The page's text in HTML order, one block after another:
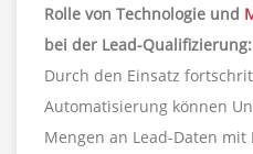
Rolle von Technologie und
bei der Lead-Qualifizierung:
Durch den Einsatz
Automatisierung können
Mengen an Lead-Daten